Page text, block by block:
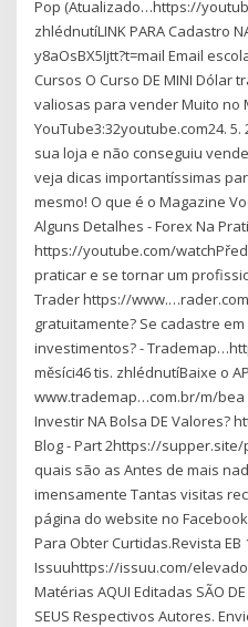
Pop (Atualizado…https://
zhlédnutíLINK PARA Cadastro
y8aOsBX5Ijtt?t=mail Email
Cursos O Curso DE MINI Dólar
valiosas para vender Muito no
YouTube3:32youtube.com24.
sua loja e não conseguiu
veja dicas importantíssimas
mesmo! O que é o Magazine
Alguns Detalhes - Forex Na
https://youtube.com/
praticar e se tornar um
Trader https://
gratuitamente? Se cadastre
investimentos? -
měsíci46 tis. zhlédnutíBaixe o
www.trademap…com.br/m/bea
Investir NA Bolsa DE
Blog - Part 2https://
quais são as Antes de mais
imensamente Tantas visitas
página do website no
Para Obter Curtidas.Revista EB
Issuuhttps://issuu.com/
Matérias AQUI Editadas SÃO
SEUS Respectivos Autores.